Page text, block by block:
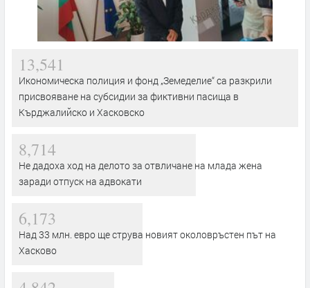
13,541
Икономическа полиция и фонд „Земеделие“ са разкрили
присвояване на субсидии за фиктивни пасища в
Кърджалийско и Хасковско
8,714
Не дадоха ход на делото за отвличане на млада жена
заради отпуск на адвокати
6,173
Над 33 млн. евро ще струва новият околовръстен път на
Хасково